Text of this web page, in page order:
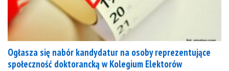
Ogłasza się nabór kandydatur na osoby reprezentujące
społeczność doktorancką w Kolegium Elektorów